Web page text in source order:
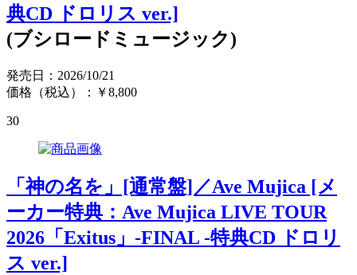
典CD ドロリス ver.]
(ブシロードミュージック)
発売日：2026/10/21
価格（税込）：￥8,800
30
「神の名を」[通常盤]／Ave Mujica [メ
ーカー特典：Ave Mujica LIVE TOUR
2026「Exitus」-FINAL -特典CD ドロリ
ス ver.]